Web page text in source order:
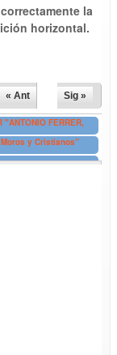
la
horizontal.
« Ant Sig »
"ANTONIO FERRER,
y Cristianos”